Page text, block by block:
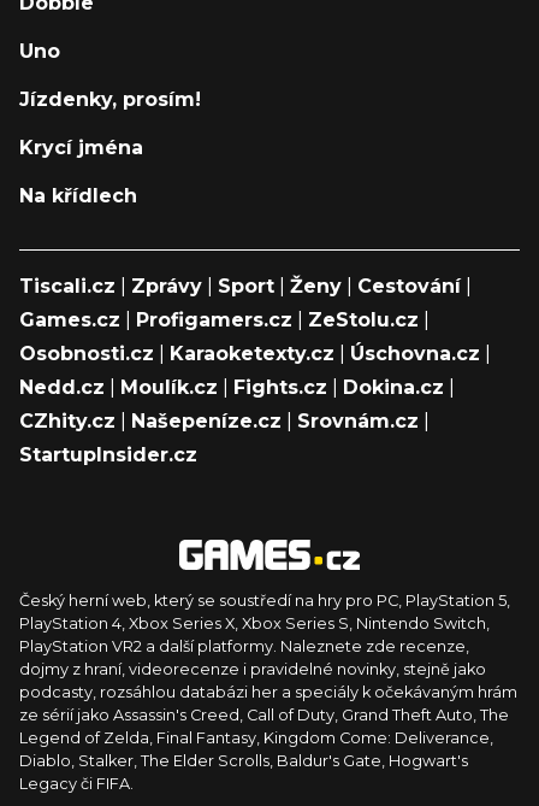
Uno
Jízdenky, prosím!
Krycí jména
Na křídlech
Tiscali.cz Zprávy Sport Ženy Cestování|
Games.cz
Profigamers.cz ZeStolu.cz
Osobnosti.cz
Karaoketexty.cz Úschovna.cz
Nedd.cz
Moulík.cz Fights.cz Dokina.cz
CZhity.cz
Našepeníze.cz Srovnám.cz
StartupInsider.cz
Český herní web, který se soustředí na hry pro PC, PlayStation 5,
PlayStation 4, Xbox Series X, Xbox Series S, Nintendo Switch,
PlayStation VR2 a další platformy. Naleznete zde recenze,
dojmy z hraní, videorecenze i pravidelné novinky, stejně jako
podcasty, rozsáhlou databázi her a speciály k očekávaným hrám
ze sérií jako Assassin's Creed, Call of Duty, Grand Theft Auto, The
Legend of Zelda, Final Fantasy, Kingdom Come: Deliverance,
Diablo, Stalker, The Elder Scrolls, Baldur's Gate, Hogwart's
Legacy či FIFA.